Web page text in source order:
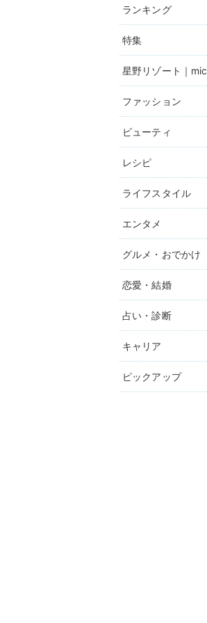
ランキング
特集
星野リゾート｜
ファッション
ビューティ
レシピ
ライフスタイル
エンタメ
グルメ・おでかけ
恋愛・結婚
占い・診断
キャリア
ピックアップ